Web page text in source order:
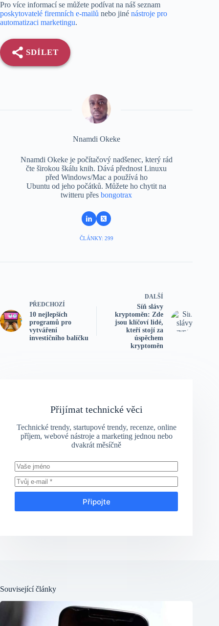
Pro více informací se můžete podívat na náš seznam
poskytovatelé firemních e-mailů nebo jiné nástroje pro
automatizaci marketingu.
SDÍLET
Nnamdi Okeke
Nnamdi Okeke je počítačový nadšenec, který rád
čte širokou škálu knih. Dává přednost Linuxu
před Windows/Mac a používá ho
Ubuntu od jeho počátků. Můžete ho chytit na
twitteru přesbongotrax
ČLÁNKY: 299
PŘEDCHOZÍ
10 nejlepších
programů pro
vytváření
investičního balíčku
DALŠÍ
Síň slávy
kryptoměn: Zde
jsou klíčoví lidé,
kteří stojí za
úspěchem
kryptoměn
Přijímat technické věci
Technické trendy, startupové trendy, recenze, online
příjem, webové nástroje a marketing jednou nebo
dvakrát měsíčně
Připojte
Související články